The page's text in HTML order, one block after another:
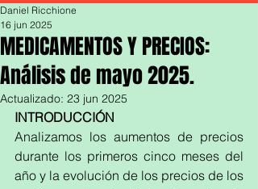
MEDICAMENTOS Y PRECIOS:
Análisis de mayo 2025.
Daniel Ricchione
16 jun 2025
Actualizado: 23 jun 2025
INTRODUCCIÓN
Analizamos los aumentos de precios
durante los primeros cinco meses del
año y la evolución de los precios de los